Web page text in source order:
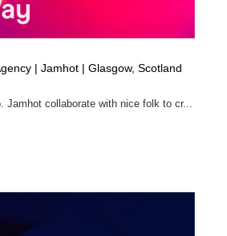
| Jamhot | Glasgow, Scotland
Jamhot collaborate with nice folk to cr...